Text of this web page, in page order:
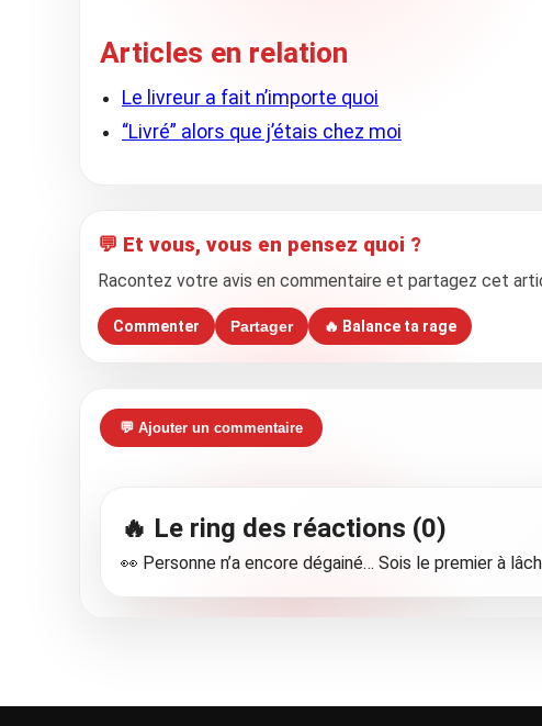
Articles en relation
Le livreur a fait n’importe quoi
“Livré” alors que j’étais chez moi
💬 Et vous, vous en pensez quoi ?
Racontez votre avis en commentaire et partagez cet
Commenter Partager 🔥 Balance ta rage
💬 Ajouter un commentaire
🔥 Le ring des réactions (0)
👀 Personne n’a encore dégainé… Sois le premier à